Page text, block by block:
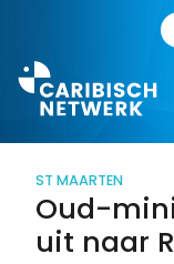
ST MAARTEN
Oud-
uit naar